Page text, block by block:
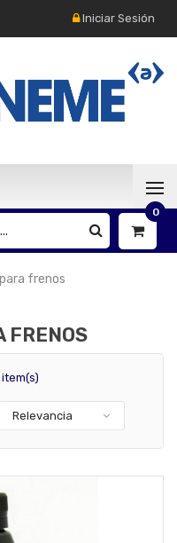
Iniciar Sesión
0
frenos
FRENOS
item(s)
Relevancia